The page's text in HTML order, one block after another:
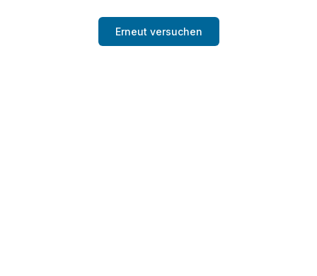
Erneut versuchen